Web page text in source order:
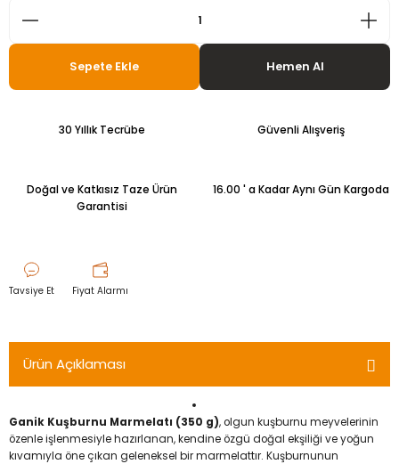
Sepete Ekle Hemen Al
30 Yıllık Tecrübe Güvenli Alışveriş
Doğal ve Katkısız Taze Ürün
Garantisi
16.00 ' a Kadar Aynı Gün Kargoda
Tavsiye Et Fiyat Alarmı
Ürün Açıklaması
Ganik Kuşburnu Marmelatı (350 g), olgun kuşburnu meyvelerinin
özenle işlenmesiyle hazırlanan, kendine özgü doğal ekşiliği ve yoğun
kıvamıyla öne çıkan geleneksel bir marmelattır. Kuşburnunun